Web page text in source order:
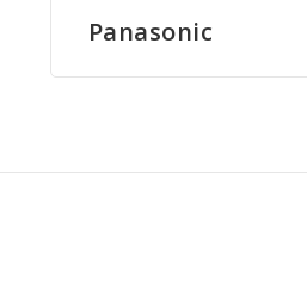
Panasonic